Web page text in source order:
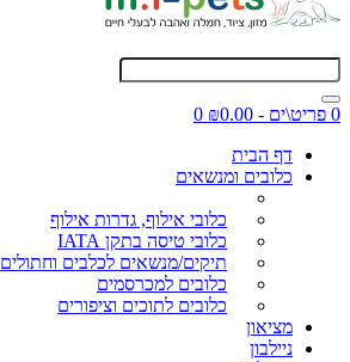
0 פריט\ים - ₪0.00
0
דף הבית
כלובים ומנשאים
כלובי אילוף, גדרות אילוף
כלובי טיסה בתקן IATA
תיקים/מנשאים לכלבים וחתולים
כלובים למכרסמים
כלובים לתוכים וציפורים
מציאון
ניילבון